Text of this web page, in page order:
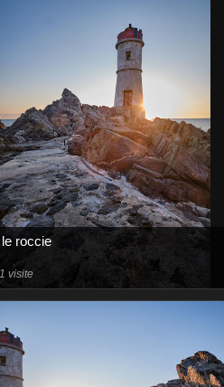
roccie
visite